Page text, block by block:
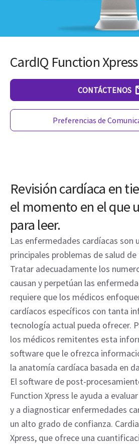
CardIQ Function Xpress
CONTÁCTENOS
Preferencias de
Revisión cardíaca en
el momento en el que
para leer.
Las enfermedades cardíacas son
principales problemas de salud
Tratar adecuadamente los
causan y perpetúan las
requiere que los médicos
cardíacos específicos con tanta
tecnología actual pueda ofrecer.
los médicos remitentes esta
software que le ofrezca
la anatomía cardíaca basada en
El software de post-
Function Xpress le ayuda a
y a diagnosticar enfermedades
un alto grado de confianza.
Xpress, que ofrece una